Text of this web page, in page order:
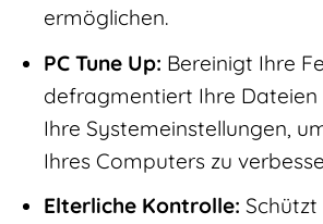
ermöglichen.
PC Tune Up: Bereinigt Ihre
defragmentiert Ihre
Ihre Systemeinstellungen,
Ihres Computers zu
Elterliche Kontrolle: